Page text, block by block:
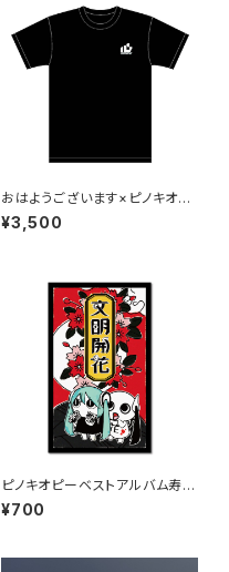
おはようございます×ピノキオピ
ー×あらいやかしこ「心」Tシャツ
（ブラック）
¥3,500
ピノキオピーベストアルバム寿リ
リースパーティ「文明開花」メッ
セージカード
¥700